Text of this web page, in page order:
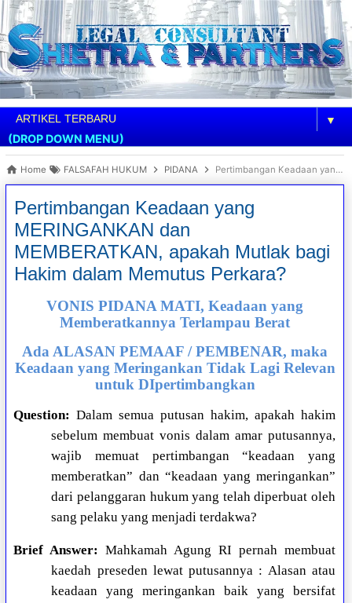
▼
(DROP DOWN MENU)
Home FALSAFAH HUKUM PIDANA Pertimbangan Keadaan yang MERINGANKAN dan MEMBERATKAN, apakah Mutlak bagi Hakim dalam Memutus Perkara?
Pertimbangan Keadaan yang
MERINGANKAN dan
MEMBERATKAN, apakah Mutlak bagi
Hakim dalam Memutus Perkara?
VONIS PIDANA MATI, Keadaan yang
Memberatkannya Terlampau Berat
Ada ALASAN PEMAAF / PEMBENAR, maka
Keadaan yang Meringankan Tidak Lagi Relevan
untuk DIpertimbangkan
Question: Dalam semua putusan hakim, apakah hakim
sebelum membuat vonis dalam amar putusannya,
wajib memuat pertimbangan “keadaan yang
memberatkan” dan “keadaan yang meringankan”
dari pelanggaran hukum yang telah diperbuat oleh
sang pelaku yang menjadi terdakwa?
Brief Answer: Mahkamah Agung RI pernah membuat
kaedah preseden lewat putusannya : Alasan atau
keadaan yang meringankan baik yang bersifat